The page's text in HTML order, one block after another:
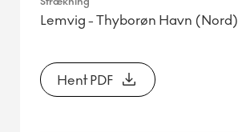
Lemvig - Thyborøn Havn (Nord)
Hent PDF